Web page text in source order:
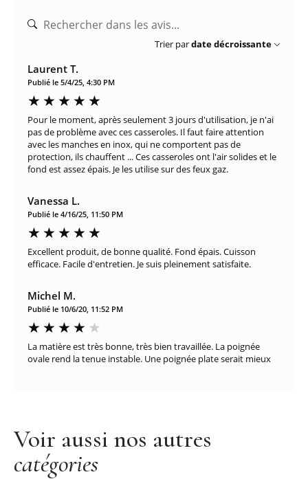
Trier pardate décroissante
Laurent T.
Publié le 5/4/25, 4:30 PM
Pour le moment, après seulement 3 jours d'utilisation, je n'ai
pas de problème avec ces casseroles. Il faut faire attention
avec les manches en inox, qui ne comportent pas de
protection, ils chauffent ... Ces casseroles ont l'air solides et le
fond est assez épais. Je les utilise sur des feux gaz.
Vanessa L.
Publié le 4/16/25, 11:50 PM
Excellent produit, de bonne qualité. Fond épais. Cuisson
efficace. Facile d'entretien. Je suis pleinement satisfaite.
Michel M.
Publié le 10/6/20, 11:52 PM
La matière est très bonne, très bien travaillée. La poignée
ovale rend la tenue instable. Une poignée plate serait mieux
Voir aussi nos autres
catégories